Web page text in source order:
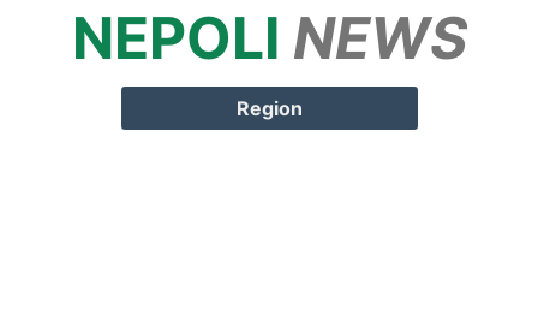
NEPOLI NEWS
Region